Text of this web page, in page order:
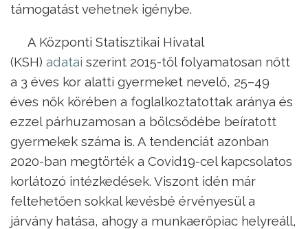
támogatást vehetnek igénybe.
A Központi Statisztikai Hivatal
(KSH) adatai szerint 2015-től folyamatosan nőtt
a 3 éves kor alatti gyermeket nevelő, 25–49
éves nők körében a foglalkoztatottak aránya és
ezzel párhuzamosan a bölcsődébe beíratott
gyermekek száma is. A tendenciát azonban
2020-ban megtörték a Covid19-cel kapcsolatos
korlátozó intézkedések. Viszont idén már
feltehetően sokkal kevésbé érvényesül a
járvány hatása, ahogy a munkaerőpiac helyreáll,